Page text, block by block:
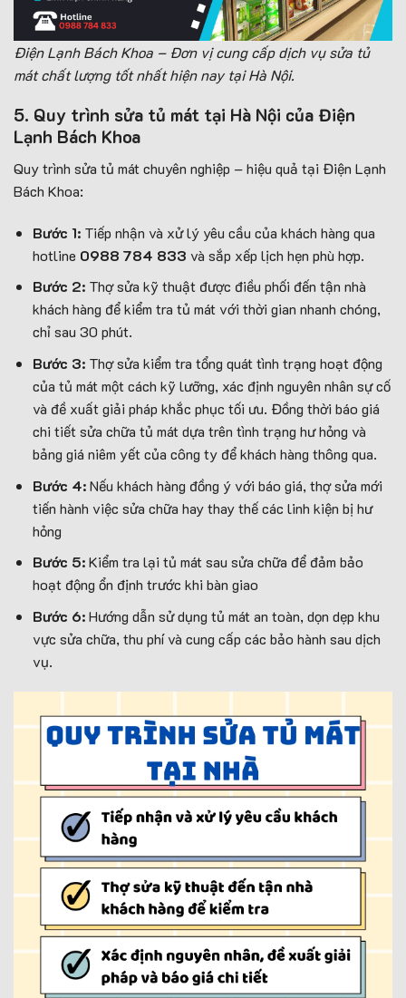
Điện Lạnh Bách Khoa – Đơn vị cung cấp dịch vụ sửa tủ
mát chất lượng tốt nhất hiện nay tại Hà Nội.
5. Quy trình sửa tủ mát tại Hà Nội của Điện
Lạnh Bách Khoa
Quy trình sửa tủ mát chuyên nghiệp – hiệu quả tại Điện Lạnh
Bách Khoa:
Bước 1: Tiếp nhận và xử lý yêu cầu của khách hàng qua
hotline 0988 784 833 và sắp xếp lịch hẹn phù hợp.
Bước 2:Thợ sửa kỹ thuật được điều phối đến tận nhà
khách hàng để kiểm tra tủ mát với thời gian nhanh chóng,
chỉ sau 30 phút.
Bước 3: Thợ sửa kiểm tra tổng quát tình trạng hoạt động
của tủ mát một cách kỹ lưỡng, xác định nguyên nhân sự cố
và đề xuất giải pháp khắc phục tối ưu. Đồng thời báo giá
chi tiết sửa chữa tủ mát dựa trên tình trạng hư hỏng và
bảng giá niêm yết của công ty để khách hàng thông qua.
Bước 4:Nếu khách hàng đồng ý với báo giá, thợ sửa mới
tiến hành việc sửa chữa hay thay thế các linh kiện bị hư
hỏng
Bước 5:Kiểm tra lại tủ mát sau sửa chữa để đảm bảo
hoạt động ổn định trước khi bàn giao
Bước 6:Hướng dẫn sử dụng tủ mát an toàn, dọn dẹp khu
vực sửa chữa, thu phí và cung cấp các bảo hành sau dịch
vụ.